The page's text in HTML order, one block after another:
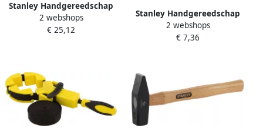
Stanley Handgereedschap
Stanley Vuisthamer
Glasvezel 1500gr STHT0-
2 webshops
€ 25,12
Stanley Handgereedschap
METAALZAAGBEUGEL
"JUNIOR" 150MM 0-15-218
2 webshops
€ 7,36